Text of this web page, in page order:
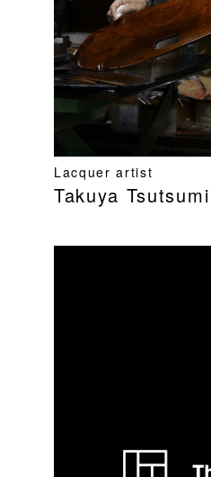
Lacquer artist
Takuya Tsutsumi